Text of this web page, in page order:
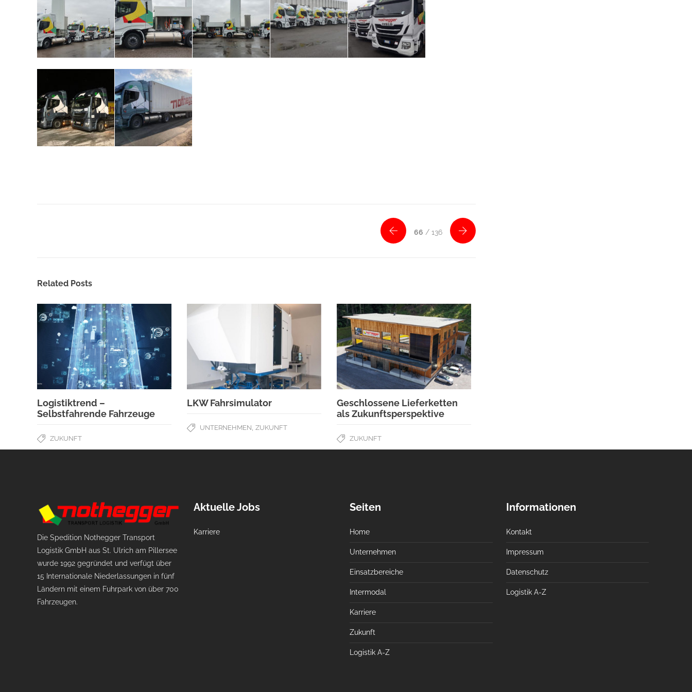
66 / 136
Related Posts
Logistiktrend –
Selbstfahrende Fahrzeuge
ZUKUNFT
LKW Fahrsimulator
UNTERNEHMEN,ZUKUNFT
Geschlossene Lieferketten
als Zukunftsperspektive
ZUKUNFT
Die Spedition Nothegger Transport
Logistik GmbH aus St. Ulrich am Pillersee
wurde 1992 gegründet und verfügt über
15 Internationale Niederlassungen in fünf
Ländern mit einem Fuhrpark von über 700
Fahrzeugen.
Aktuelle Jobs
Karriere
Seiten
Home
Unternehmen
Einsatzbereiche
Intermodal
Karriere
Zukunft
Logistik A-Z
Informationen
Kontakt
Impressum
Datenschutz
Logistik A-Z